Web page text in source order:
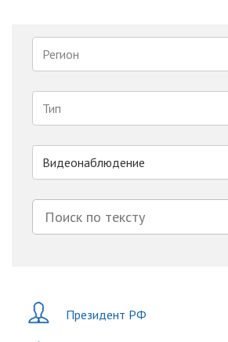
Регион
Тип
Видеонаблюдение
Президент РФ